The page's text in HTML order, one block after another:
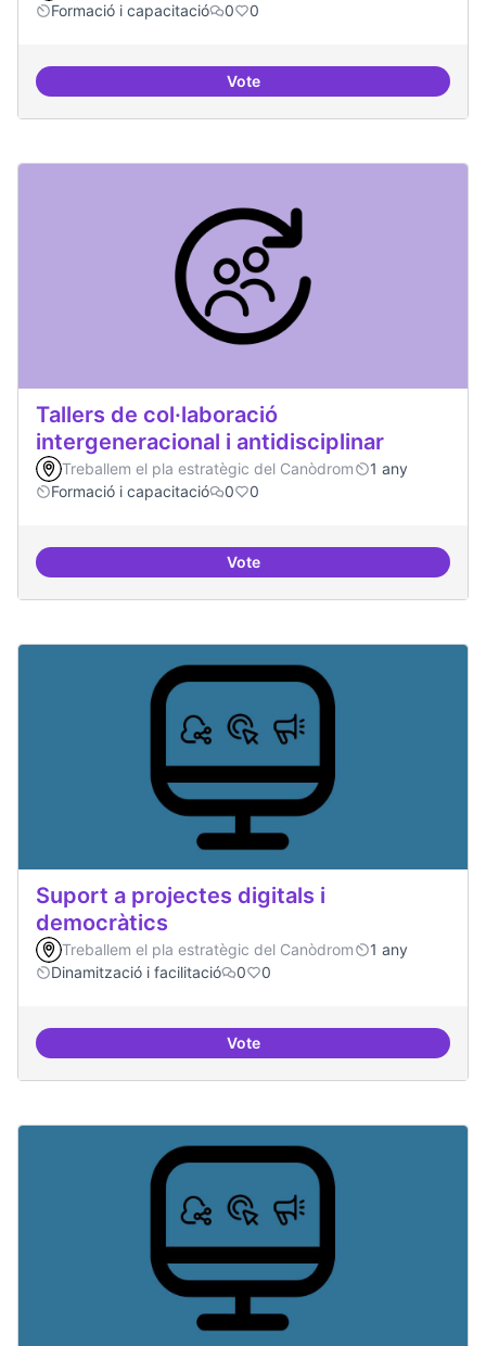
Formació i capacitació
0 0
VoteTècniques de seguretat digital
Tallers de col·laboració
intergeneracional i antidisciplinar
Treballem el pla estratègic del Canòdrom
1 any
Formació i capacitació
0 0
VoteTallers de col·laboració
Suport a projectes digitals i
democràtics
Treballem el pla estratègic del Canòdrom
1 any
Dinamització i facilitació
0 0
VoteSuport a projectes digitals i